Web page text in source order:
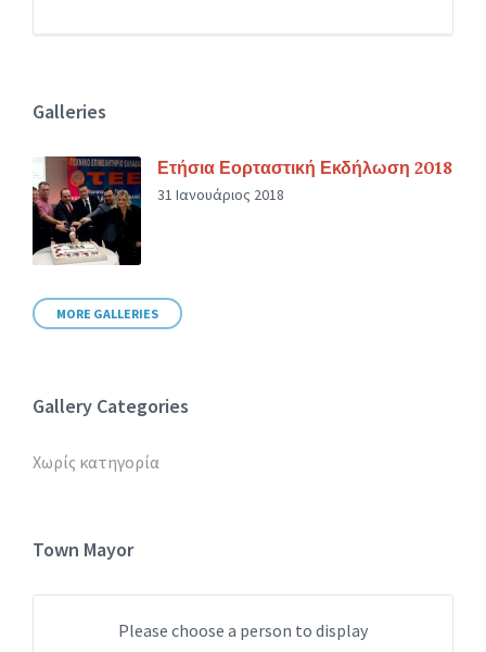
Galleries
Ετήσια Εορταστική Εκδήλωση 2018
31 Ιανουάριος 2018
MORE GALLERIES
Gallery Categories
Χωρίς κατηγορία
Town Mayor
Please choose a person to display